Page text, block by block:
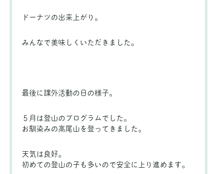
ドーナツの出来上がり。
みんなで美味しくいただきました。
最後に課外活動の日の様子。
５月は登山のプログラムでした。
お馴染みの高尾山を登ってきました。
天気は良好。
初めての登山の子も多いので安全に上り進めます。